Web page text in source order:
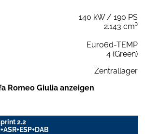
140 kW / 190 PS
2.143 cm³
Euro6d-TEMP
4 (Green)
Zentrallager
Romeo Giulia anzeigen
2.2